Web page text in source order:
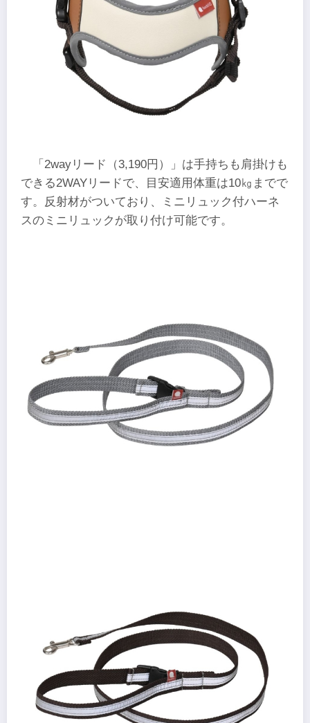
「2wayリード（3,190円）」は手持ちも肩掛けも
できる2WAYリードで、目安適用体重は10㎏までで
す。反射材がついており、ミニリュック付ハーネ
スのミニリュックが取り付け可能です。